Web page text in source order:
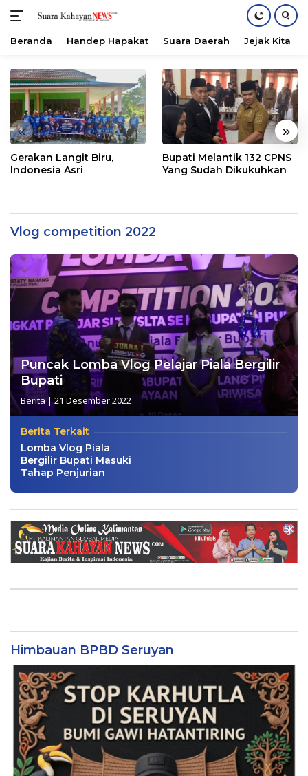
konten
Beranda Handep Hapakat Suara Daerah Jejak Kita
« »
Gerakan Langit Biru,
Indonesia Asri
Bupati Melantik 132 CPNS
Yang Sudah Dikukuhkan
Vlog competition 2022
Puncak Lomba Vlog Pelajar Piala Bergilir
Bupati
Berita |21 Desember 2022
Berita Terkait
Lomba Vlog Piala
Bergilir Bupati Masuki
Tahap Penjurian
Himbauan BPBD Seruyan